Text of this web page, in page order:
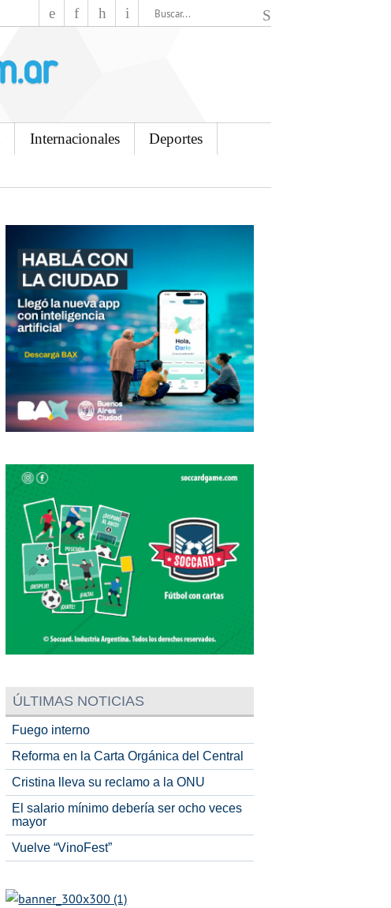
Internacionales
Deportes
ÚLTIMAS NOTICIAS
Fuego interno
Reforma en la Carta Orgánica del Central
Cristina lleva su reclamo a la ONU
El salario mínimo debería ser ocho veces
mayor
Vuelve “VinoFest”